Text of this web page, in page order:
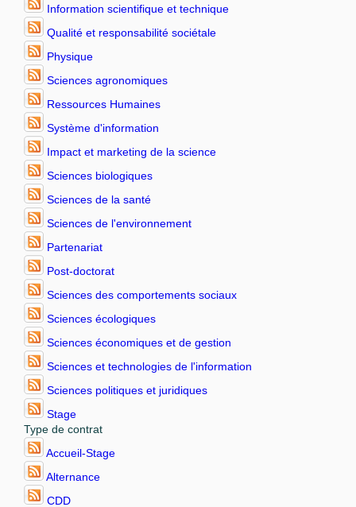
Information scientifique et technique
Qualité et responsabilité sociétale
Physique
Sciences agronomiques
Ressources Humaines
Système d'information
Impact et marketing de la science
Sciences biologiques
Sciences de la santé
Sciences de l'environnement
Partenariat
Post-doctorat
Sciences des comportements sociaux
Sciences écologiques
Sciences économiques et de gestion
Sciences et technologies de l'information
Sciences politiques et juridiques
Stage
Type de contrat
Accueil-Stage
Alternance
CDD